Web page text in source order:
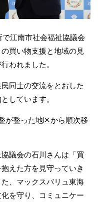
江南市社会福祉協議会
買い物支援と地域の見
われました。
同士の交流をとおした
しています。
が整った地区から順次移
議会の石川さんは「買
えた方を見守っていき
、マックスバリュ東海
を守り、コミュニケー